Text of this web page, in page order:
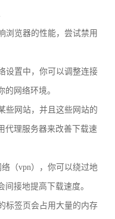
浏览器的性能，尝试禁用
设置中，你可以调整连接
的网络环境。
些网站，并且这些网站的
代理服务器来改善下载速
（vpn），你可以绕过地
接地提高下载速度。
标签页会占用大量的内存